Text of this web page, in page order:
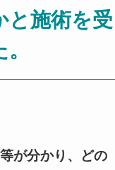
と施術を受
が分かり、どの